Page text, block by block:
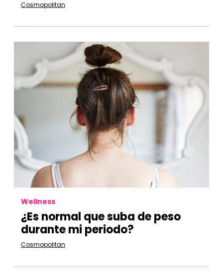
Cosmopolitan
Wellness
¿Es normal que suba de peso
durante mi periodo?
Cosmopolitan